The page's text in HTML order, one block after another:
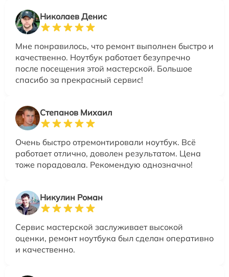
Николаев Денис
Мне понравилось, что ремонт выполнен быстро и
качественно. Ноутбук работает безупречно
после посещения этой мастерской. Большое
спасибо за прекрасный сервис!
Степанов Михаил
Очень быстро отремонтировали ноутбук. Всё
работает отлично, доволен результатом. Цена
тоже порадовала. Рекомендую однозначно!
Никулин Роман
Сервис мастерской заслуживает высокой
оценки, ремонт ноутбука был сделан оперативно
и качественно.